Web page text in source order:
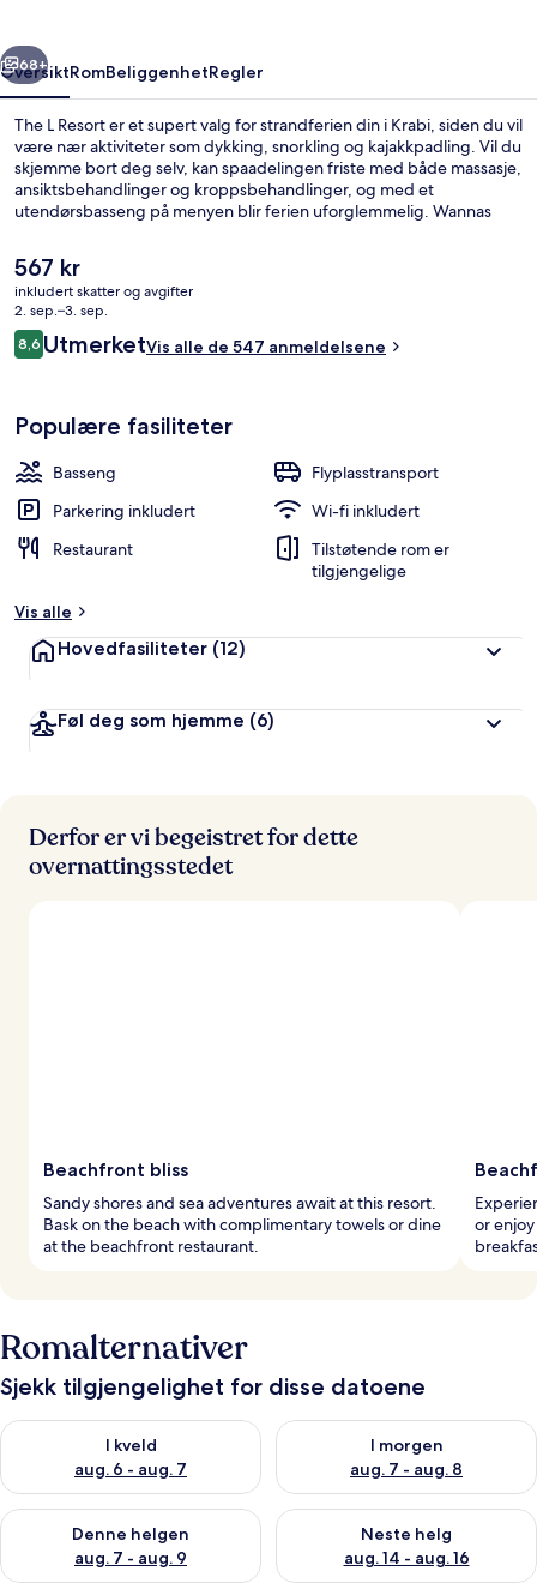
Neste
68+
OversiktRomBeliggenhetRegler
The L Resort er et supert valg for strandferien din i Krabi, siden du vil
være nær aktiviteter som dykking, snorkling og kajakkpadling. Vil du
skjemme bort deg selv, kan spaadelingen friste med både massasje,
ansiktsbehandlinger og kroppsbehandlinger, og med et
utendørsbasseng på menyen blir ferien uforglemmelig. Wannas
både frokost, lunsj og middag. På dette resort-hotellet i Art Deco-
stil kan du glede deg over fasiliteter som en bassengbar, et
treningssenter og et barnebasseng. Mange reisende liker den
vennlige betjeningen.
Den
nåværende
prisen
er
567 kr
567 kr
inkludert skatter og avgifter
2. sep.–3. sep.
Anmeldelser
8,68,6 av 10 –
UtmerketVis alle de 547 anmeldelsene
Populære fasiliteter
Basseng
Flyplasstransport
Parkering inkludert
Wi-fi inkludert
Restaurant
Tilstøtende rom er
tilgjengelige
Vis alle
Hovedfasiliteter (12)
Føl deg som hjemme (6)
Derfor er vi begeistret for dette
overnattingsstedet
Beachfront bliss
Sandy shores and sea adventures await at this resort.
Bask on the beach with complimentary towels or dine
at the beachfront restaurant.
or
Romalternativer
Sjekk tilgjengelighet for disse datoene
I kveld
aug. 6 - aug. 7
Sjekk tilgjengelighet for i kveld, aug. 6 - aug. 7
I morgen
aug. 7 - aug. 8
Sjekk tilgjengelighet for i
Denne helgen
aug. 7 - aug. 9
Sjekk tilgjengelighet for denne helgen, aug. 7 - aug. 9
Neste helg
aug. 14 - aug. 16
Sjekk tilgjengelighet for neste